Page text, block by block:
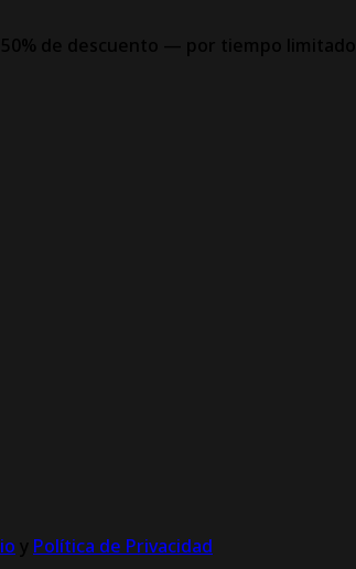
de descuento — por tiempo limitado.
y Política de Privacidad